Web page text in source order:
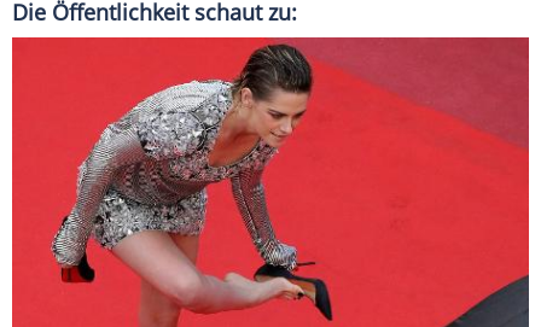
Die Öffentlichkeit schaut zu: